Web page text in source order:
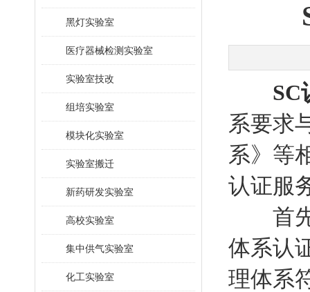
黑灯实验室
医疗器械检测实验室
实验室技改
组培实验室
模块化实验室
实验室搬迁
新药研发实验室
高校实验室
集中供气实验室
化工实验室
SC
系要求
系》等
认证服
首先
体系认
理体系